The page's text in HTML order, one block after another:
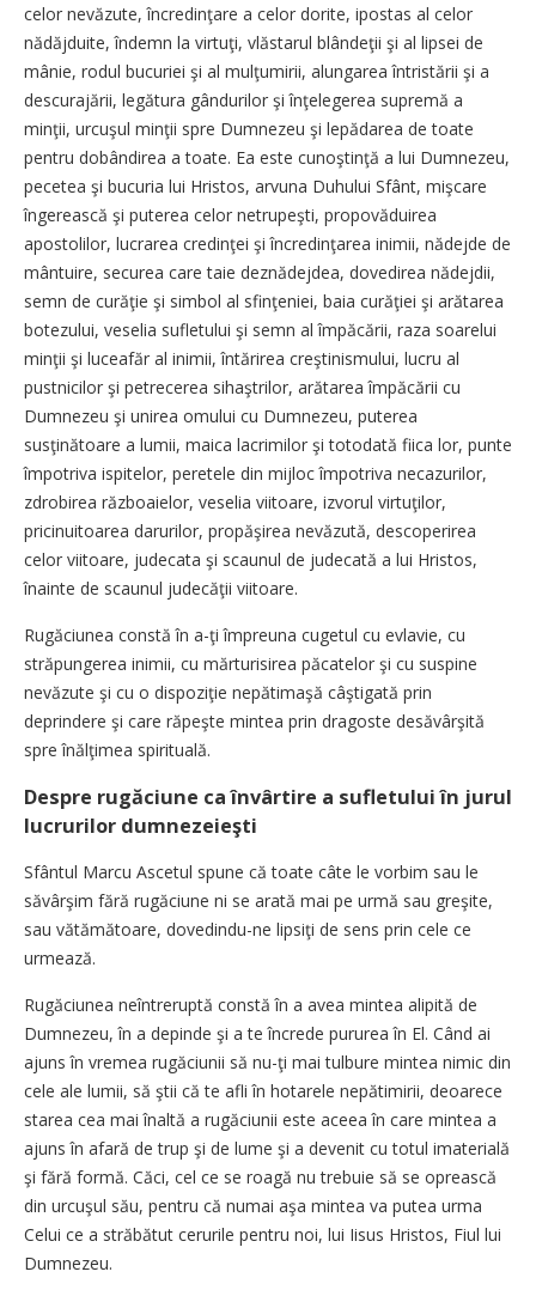
celor nevăzute, încredinţare a celor dorite, ipostas al celor
nădăjduite, îndemn la virtuţi, vlăstarul blândeţii şi al lipsei de
mânie, rodul bucuriei şi al mulţumirii, alungarea întristării şi a
descurajării, legătura gândurilor şi înţelegerea supremă a
minţii, urcuşul minţii spre Dumnezeu şi lepădarea de toate
pentru dobândirea a toate. Ea este cunoştinţă a lui Dumnezeu,
pecetea şi bucuria lui Hristos, arvuna Duhului Sfânt, mişcare
îngerească şi puterea celor netrupeşti, propovăduirea
apostolilor, lucrarea credinţei şi încredinţarea inimii, nădejde de
mântuire, securea care taie deznădejdea, dovedirea nădejdii,
semn de curăţie şi simbol al sfinţeniei, baia curăţiei şi arătarea
botezului, veselia sufletului şi semn al împăcării, raza soarelui
minţii şi luceafăr al inimii, întărirea creştinismului, lucru al
pustnicilor şi petrecerea sihaştrilor, arătarea împăcării cu
Dumnezeu şi unirea omului cu Dumnezeu, puterea
susţinătoare a lumii, maica lacrimilor şi totodată fiica lor, punte
împotriva ispitelor, peretele din mijloc împotriva necazurilor,
zdrobirea războaielor, veselia viitoare, izvorul virtuţilor,
pricinuitoarea darurilor, propăşirea nevăzută, descoperirea
celor viitoare, judecata şi scaunul de judecată a lui Hristos,
înainte de scaunul judecăţii viitoare.
Rugăciunea constă în a-ţi împreuna cugetul cu evlavie, cu
străpungerea inimii, cu mărturisirea păcatelor şi cu suspine
nevăzute şi cu o dispoziţie nepătimaşă câştigată prin
deprindere şi care răpeşte mintea prin dragoste desăvârşită
spre înălţimea spirituală.
Despre rugăciune ca învârtire a sufletului în jurul
lucrurilor dumnezeieşti
Sfântul Marcu Ascetul spune că toate câte le vorbim sau le
săvârşim fără rugăciune ni se arată mai pe urmă sau greşite,
sau vătămătoare, dovedindu-ne lipsiţi de sens prin cele ce
urmează.
Rugăciunea neîntreruptă constă în a avea mintea alipită de
Dumnezeu, în a depinde şi a te încrede pururea în El. Când ai
ajuns în vremea rugăciunii să nu-ţi mai tulbure mintea nimic din
cele ale lumii, să ştii că te afli în hotarele nepătimirii, deoarece
starea cea mai înaltă a rugăciunii este aceea în care mintea a
ajuns în afară de trup şi de lume şi a devenit cu totul imaterială
şi fără formă. Căci, cel ce se roagă nu trebuie să se oprească
din urcuşul său, pentru că numai aşa mintea va putea urma
Celui ce a străbătut cerurile pentru noi, lui Iisus Hristos, Fiul lui
Dumnezeu.